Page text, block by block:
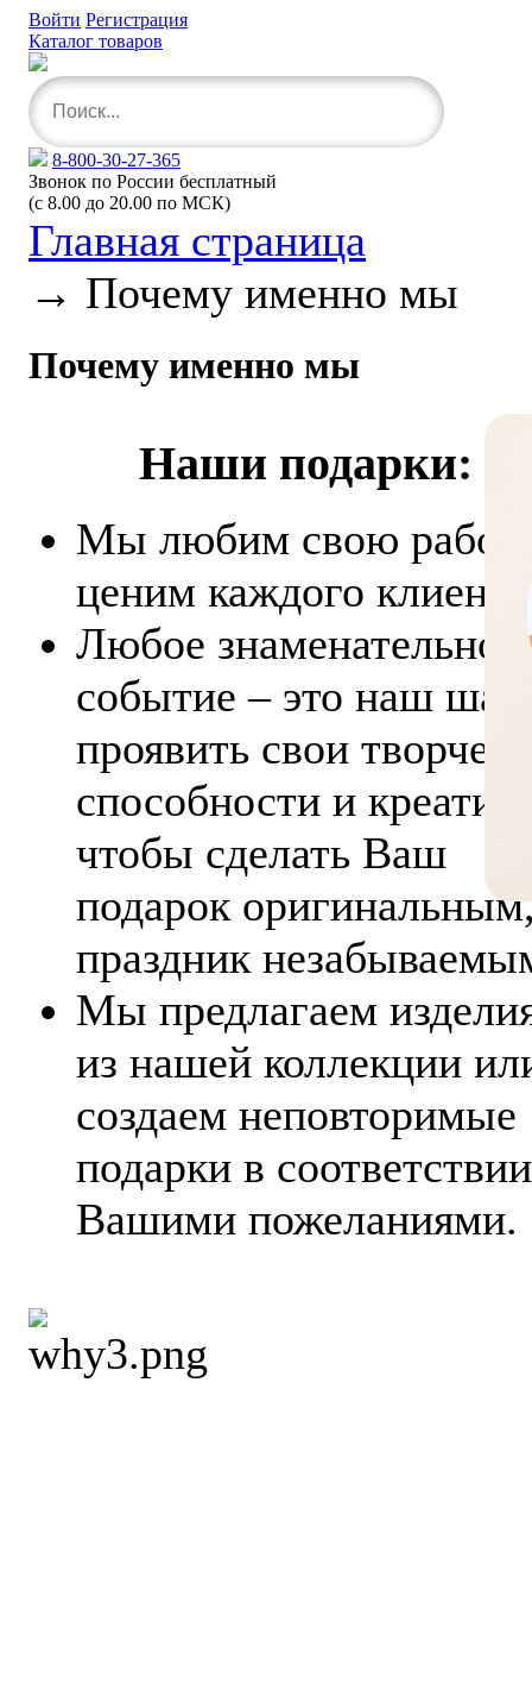
Войти Регистрация
Каталог товаров
8-800-30-27-365
Звонок по России бесплатный
(с 8.00 до 20.00 по МСК)
Главная страница
→ Почему именно мы
Почему именно мы
Наши подарки:
Мы любим свою
ценим каждого
Любое знаменательное
событие – это наш
проявить свои
способности и креатив,
чтобы сделать Ваш
подарок
праздник
Мы предлагаем
из нашей коллекции
создаем неповторимые
подарки в
Вашими пожеланиями.